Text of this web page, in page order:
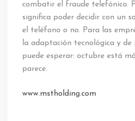
combatir el fraude telefónico.
significa poder decidir con un
el teléfono o no. Para las
la adaptación tecnológica y de
puede esperar: octubre está
parece.
www.mstholding.com